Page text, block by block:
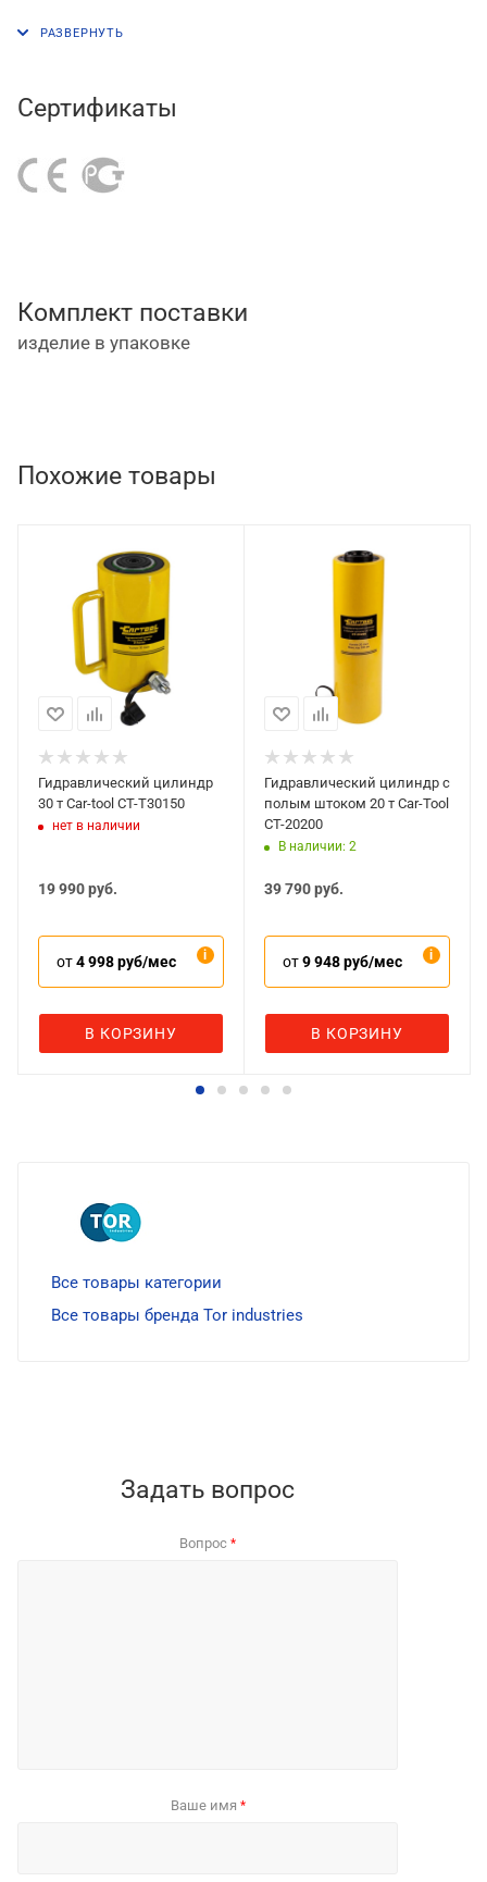
Сертификаты
Комплект поставки
изделие в упаковке
Похожие товары
Гидравлический цилиндр
30 т Car-tool CT-T30150
нет в наличии
19 990руб.
от4 998 руб/мес
В КОРЗИНУ
Гидравлический цилиндр с
полым штоком 20 т Car-Tool
CT-20200
В наличии: 2
39 790руб.
от9 948 руб/мес
В КОРЗИНУ
Все товары категории
Все товары бренда Tor industries
Задать вопрос
Вопрос *
Ваше имя *